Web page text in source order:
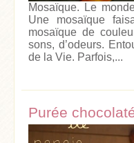
Mosaïque. Le
Une mosaïque
mosaïque de
sons, d’odeurs.
de la Vie. Parfois,...
Purée